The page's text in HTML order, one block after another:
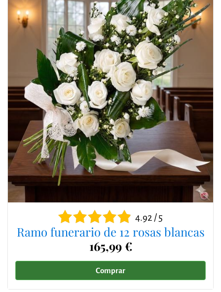
4.92 / 5
Ramo funerario de 12 rosas blancas
165,99 €
Comprar